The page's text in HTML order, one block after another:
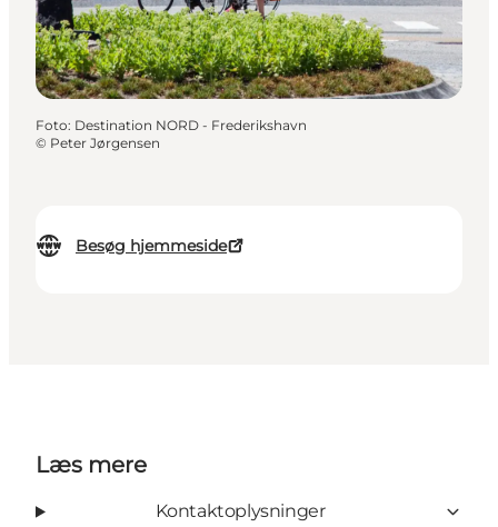
Besøg hjemmeside
Foto: Destination NORD - Frederikshavn
© Peter Jørgensen
Læs mere
Kontaktoplysninger